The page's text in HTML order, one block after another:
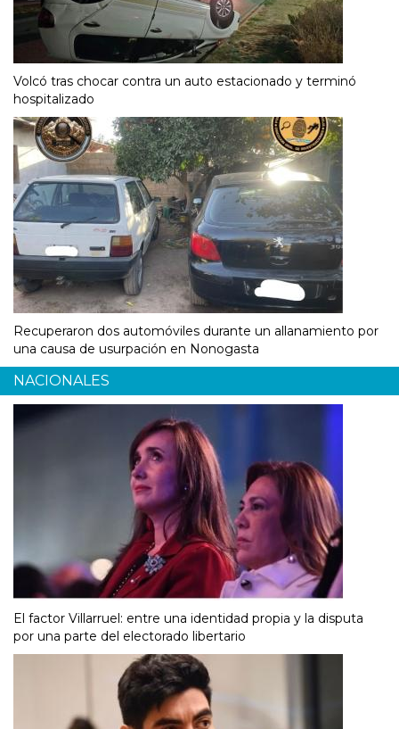
Volcó tras chocar contra un auto estacionado y terminó
hospitalizado
Recuperaron dos automóviles durante un allanamiento por
una causa de usurpación en Nonogasta
NACIONALES
El factor Villarruel: entre una identidad propia y la disputa
por una parte del electorado libertario